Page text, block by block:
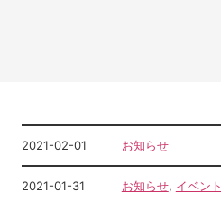
2021-02-01 お知らせ
2021-01-31 お知らせ, イベント